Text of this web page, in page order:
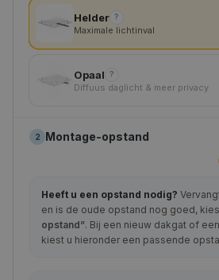
Helder ?
Maximale lichtinval
Opaal ?
Diffuus daglicht & meer privacy
2 Montage-opstand
Heeft u een opstand nodig?
en is de oude opstand nog goed,
opstand”. Bij een nieuw dakgat of
kiest u hieronder een passende